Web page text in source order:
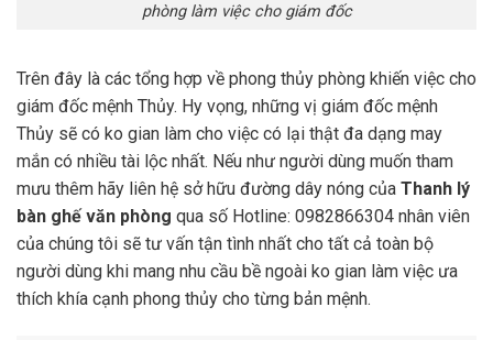
phòng làm việc cho giám đốc
Trên đây là các tổng hợp về phong thủy phòng khiến việc cho
giám đốc mệnh Thủy. Hy vọng, những vị giám đốc mệnh
Thủy sẽ có ko gian làm cho việc có lại thật đa dạng may
mắn có nhiều tài lộc nhất. Nếu như người dùng muốn tham
mưu thêm hãy liên hệ sở hữu đường dây nóng của Thanh lý
bàn ghế văn phòng qua số Hotline: 0982866304 nhân viên
của chúng tôi sẽ tư vấn tận tình nhất cho tất cả toàn bộ
người dùng khi mang nhu cầu bề ngoài ko gian làm việc ưa
thích khía cạnh phong thủy cho từng bản mệnh.